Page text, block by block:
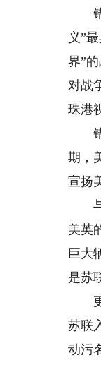
错
义”
界”
对战
珠港
错
期，
宣扬
与
美英
巨大
是苏
更
苏联
动污